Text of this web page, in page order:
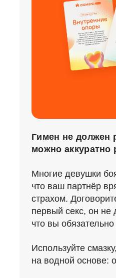
Гимен не должен
можно аккуратно
Многие девушки
что ваш партнёр
страхом.
первый секс, он не
что вы
Используйте
на водной основе: